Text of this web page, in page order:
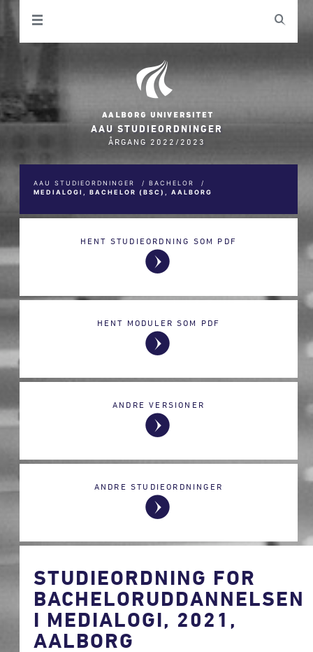
AAU STUDIEORDNINGER
ÅRGANG 2022/2023
AAU STUDIEORDNINGER / BACHELOR
/
MEDIALOGI, BACHELOR (BSC), AALBORG
HENT STUDIEORDNING SOM PDF
HENT MODULER SOM PDF
ANDRE VERSIONER
ANDRE STUDIEORDNINGER
STUDIEORDNING FOR
BACHELORUDDANNELSEN
I MEDIALOGI, 2021,
AALBORG